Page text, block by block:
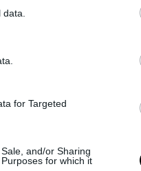
for Targeted
and/or Sharing
for which it
αποφυλάκισης –
στα Στενά του
νυχτερινό κέντρο
νεαρό ζευγάρι